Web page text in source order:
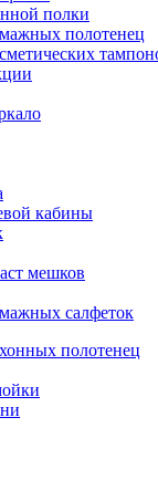
полки
полотенец
кабины
мешков
салфеток
полотенец